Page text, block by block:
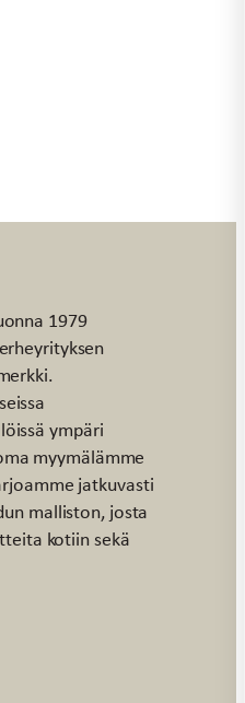
1979
ympäri
myymälämme
jatkuvasti
malliston, josta
kotiin sekä